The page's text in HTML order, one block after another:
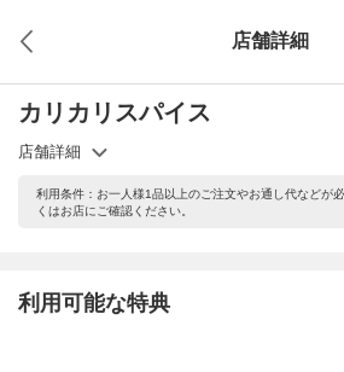
店舗詳細
カリカリスパイス
店舗詳細
利用条件：お一人様1品以上のご注文やお通し代などが
くはお店にご確認ください。
利用可能な特典